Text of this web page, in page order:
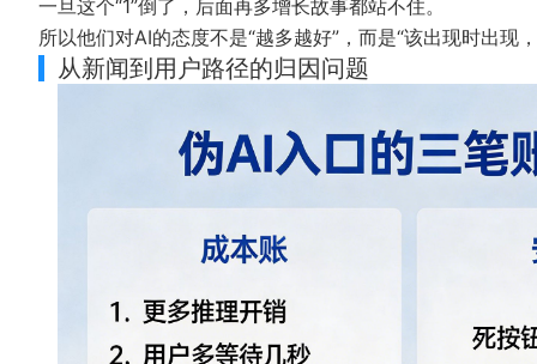
一旦这个“1”倒了，后面再多增长故事都站不住。
所以他们对AI的态度不是“越多越好”，而是“该出现时出现
从新闻到用户路径的归因问题